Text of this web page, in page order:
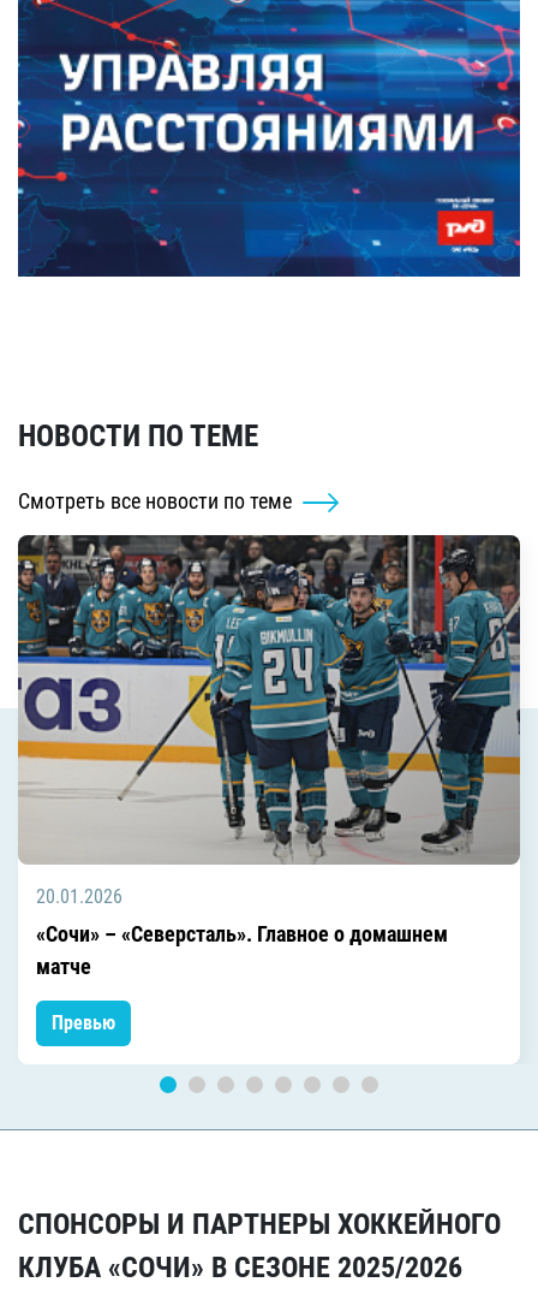
НОВОСТИ ПО ТЕМЕ
Смотреть все новости по теме
20.01.2026
«Сочи» – «Северсталь». Главное о домашнем
матче
Превью
СПОНСОРЫ И ПАРТНЕРЫ ХОККЕЙНОГО
КЛУБА «СОЧИ» В СЕЗОНЕ 2025/2026